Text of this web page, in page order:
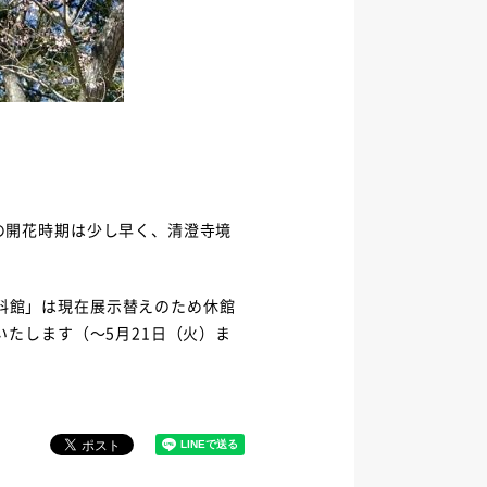
花時期は少し早く、清澄寺境
館」は現在展示替えのため休館
します（～5月21日（火）ま